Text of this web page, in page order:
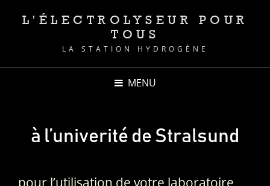
L'ÉLECTROLYSEUR POUR
TOUS
LA STATION HYDROGÈNE
MENU
à l’univerité de Stralsund
pour l’utilisation de votre laboratoire